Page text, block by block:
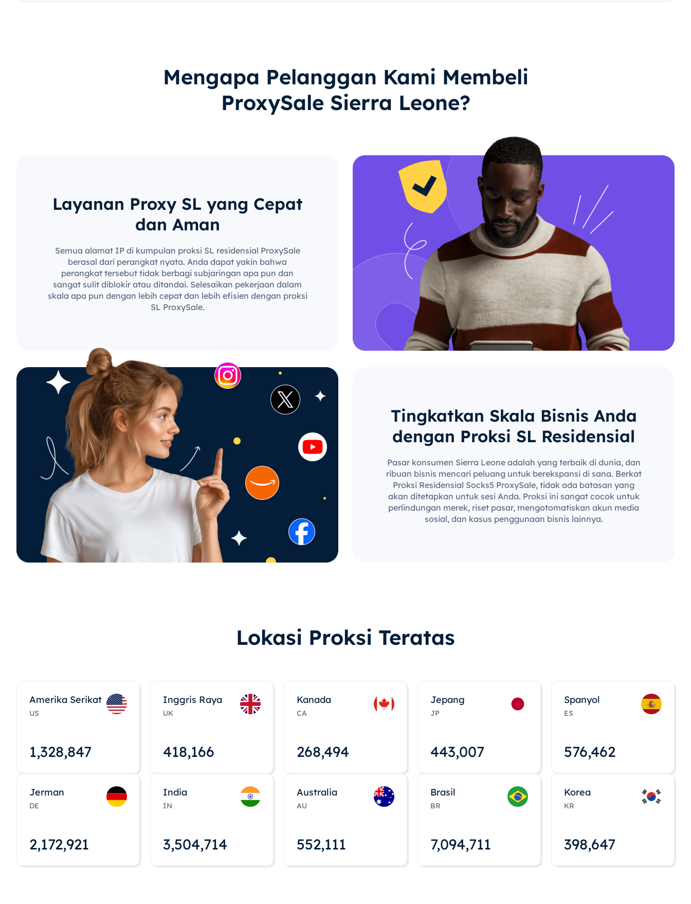
Mengapa Pelanggan Kami Membeli
ProxySale Sierra Leone?
Layanan Proxy SL yang Cepat
dan Aman
Semua alamat IP di kumpulan proksi SL residensial ProxySale
berasal dari perangkat nyata. Anda dapat yakin bahwa
perangkat tersebut tidak berbagi subjaringan apa pun dan
sangat sulit diblokir atau ditandai. Selesaikan pekerjaan dalam
skala apa pun dengan lebih cepat dan lebih efisien dengan proksi
SL ProxySale.
Tingkatkan Skala Bisnis Anda
dengan Proksi SL Residensial
Pasar konsumen Sierra Leone adalah yang terbaik di dunia, dan
ribuan bisnis mencari peluang untuk berekspansi di sana. Berkat
Proksi Residensial Socks5 ProxySale, tidak ada batasan yang
akan ditetapkan untuk sesi Anda. Proksi ini sangat cocok untuk
perlindungan merek, riset pasar, mengotomatiskan akun media
sosial, dan kasus penggunaan bisnis lainnya.
Lokasi Proksi Teratas
Amerika Serikat
US
1,328,848
Inggris Raya
UK
418,167
Kanada
CA
268,495
Jepang
JP
443,008
Spanyol
ES
576,463
Jerman
DE
2,172,922
India
IN
3,504,715
Australia
AU
552,112
Brasil
BR
7,094,712
Korea
KR
398,648